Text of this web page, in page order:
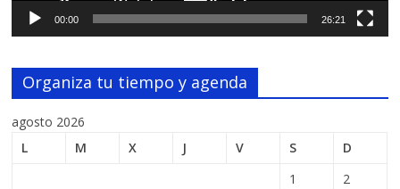
00:00 26:21
Organiza tu tiempo y agenda
agosto 2026
L
M X J V S
D
1
2